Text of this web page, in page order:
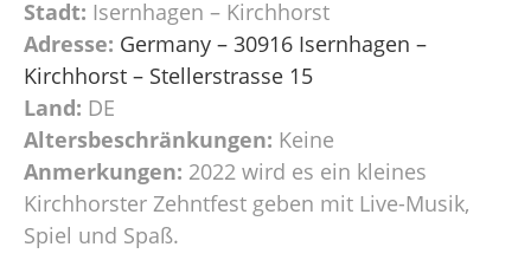
Stadt: Isernhagen – Kirchhorst
Adresse: Germany – 30916 Isernhagen –
Kirchhorst – Stellerstrasse 15
Land: DE
Altersbeschränkungen: Keine
Anmerkungen: 2022 wird es ein kleines
Kirchhorster Zehntfest geben mit Live-Musik,
Spiel und Spaß.